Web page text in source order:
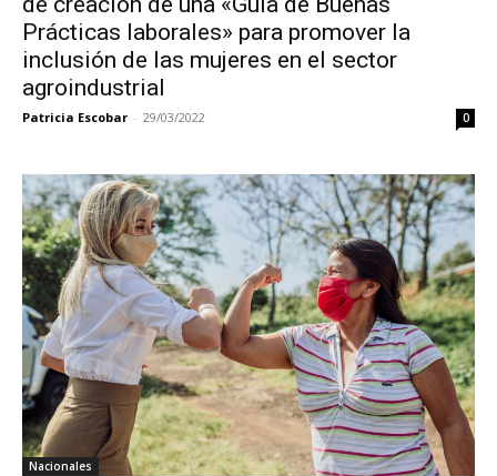
Prácticas laborales» para promover la
inclusión de las mujeres en el sector
agroindustrial
Patricia Escobar - 29/03/2022 0
Nacionales